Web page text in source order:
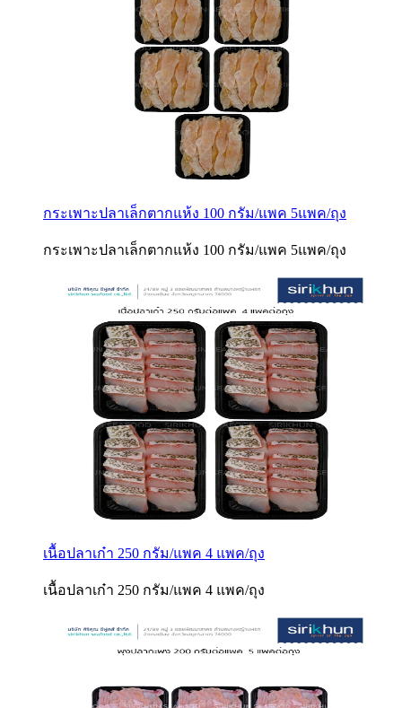
กระเพาะปลาเล็กตากแห้ง 100 กรัม/แพค 5แพค/ถุง
กระเพาะปลาเล็กตากแห้ง 100 กรัม/แพค 5แพค/ถุง
เนื้อปลาเก๋า 250 กรัม/แพค 4 แพค/ถุง
เนื้อปลาเก๋า 250 กรัม/แพค 4 แพค/ถุง